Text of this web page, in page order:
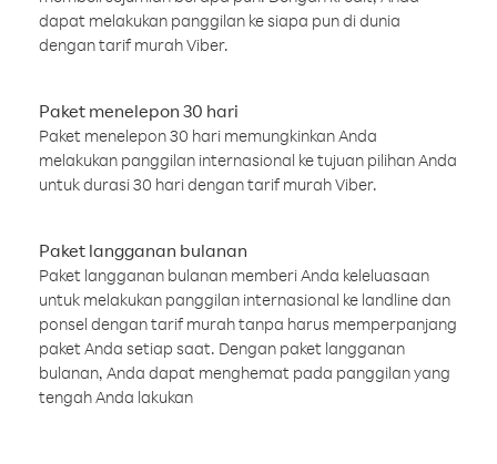
dapat melakukan panggilan ke siapa pun di dunia
dengan tarif murah Viber.
Paket menelepon 30 hari
Paket menelepon 30 hari memungkinkan Anda
melakukan panggilan internasional ke tujuan pilihan Anda
untuk durasi 30 hari dengan tarif murah Viber.
Paket langganan bulanan
Paket langganan bulanan memberi Anda keleluasaan
untuk melakukan panggilan internasional ke landline dan
ponsel dengan tarif murah tanpa harus memperpanjang
paket Anda setiap saat. Dengan paket langganan
bulanan, Anda dapat menghemat pada panggilan yang
tengah Anda lakukan